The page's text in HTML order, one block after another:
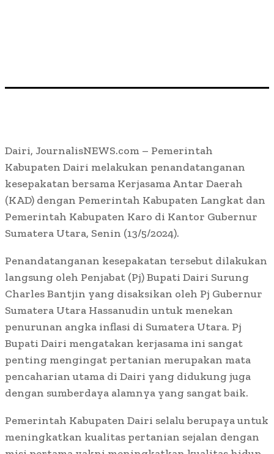
Dairi, JournalisNEWS.com – Pemerintah
Kabupaten Dairi melakukan penandatanganan
kesepakatan bersama Kerjasama Antar Daerah
(KAD) dengan Pemerintah Kabupaten Langkat dan
Pemerintah Kabupaten Karo di Kantor Gubernur
Sumatera Utara, Senin (13/5/2024).
Penandatanganan kesepakatan tersebut dilakukan
langsung oleh Penjabat (Pj) Bupati Dairi Surung
Charles Bantjin yang disaksikan oleh Pj Gubernur
Sumatera Utara Hassanudin untuk menekan
penurunan angka inflasi di Sumatera Utara. Pj
Bupati Dairi mengatakan kerjasama ini sangat
penting mengingat pertanian merupakan mata
pencaharian utama di Dairi yang didukung juga
dengan sumberdaya alamnya yang sangat baik.
Pemerintah Kabupaten Dairi selalu berupaya untuk
meningkatkan kualitas pertanian sejalan dengan